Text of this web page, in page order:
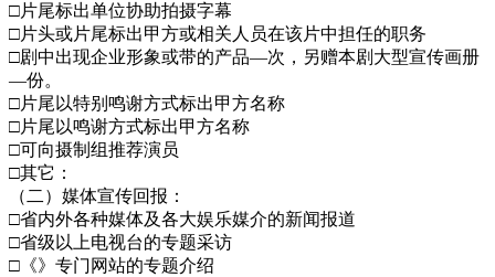
□片尾标出单位协助拍摄字幕
□片头或片尾标出甲方或相关人员在该片中担任的职务
□剧中出现企业形象或带的产品—次，另赠本剧大型宣传画册
—份。
□片尾以特别鸣谢方式标出甲方名称
□片尾以鸣谢方式标出甲方名称
□可向摄制组推荐演员
□其它：
（二）媒体宣传回报：
□省内外各种媒体及各大娱乐媒介的新闻报道
□省级以上电视台的专题采访
□《》专门网站的专题介绍